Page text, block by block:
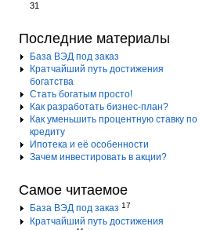
31
Последние материалы
База ВЭД под заказ
Кратчайший путь достижения
богатства
Стать богатым просто!
Как разработать бизнес-план?
Как уменьшить процентную ставку по
кредиту
Ипотека и её особенности
Зачем инвестировать в акции?
Самое читаемое
База ВЭД под заказ 17
Кратчайший путь достижения